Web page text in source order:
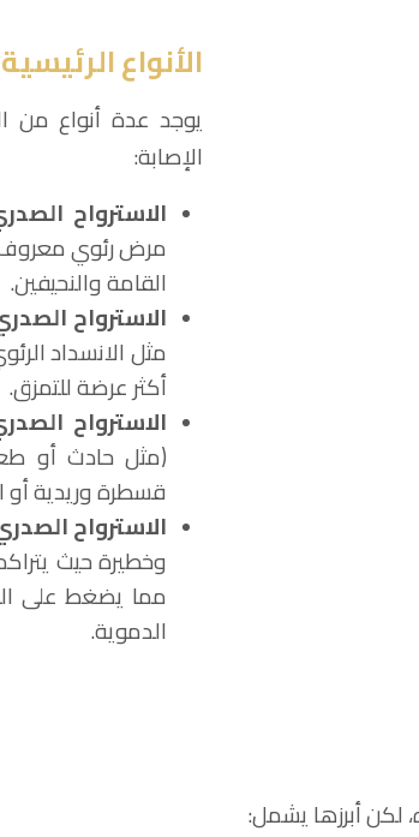
الأنواع الرئيسية
يوجد عدة أنواع من
الإصابة:
الاسترواح
مرض رئوي
القامة والنحيفين.
الاسترواح
مثل الانسداد
أكثر عرضة للتمزق.
الاسترواح
(مثل حادث أو
قسطرة وريدية أو
الاسترواح
وخطيرة حيث
مما يضغط على
الدموية.
لكن أبرزها يشمل: